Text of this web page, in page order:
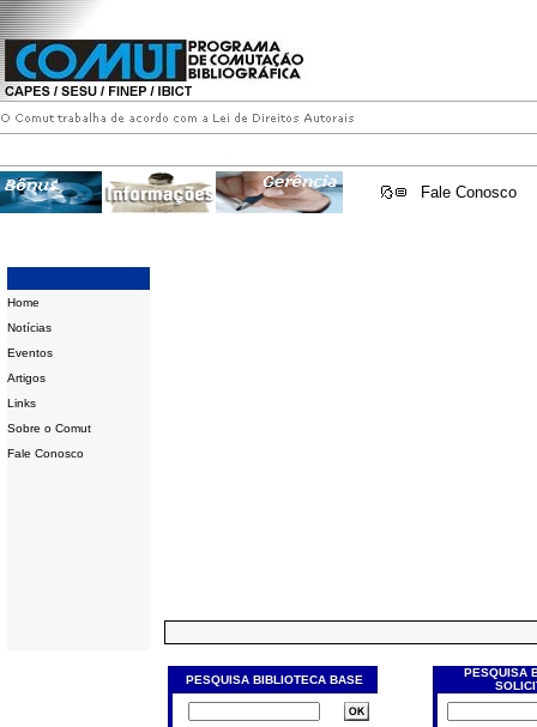
Fale Conosco
Home
Notícias
Eventos
Artigos
Links
Sobre o Comut
Fale Conosco
PESQUISA BIBLIOTECA BASE
PESQUISA